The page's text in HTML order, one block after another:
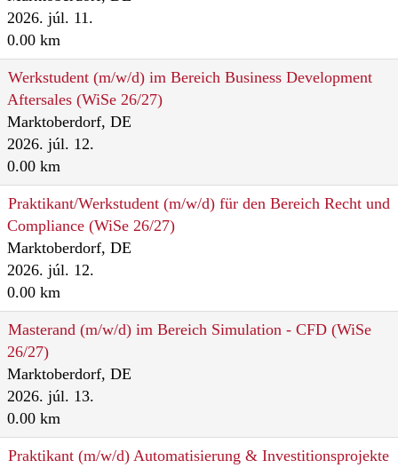
2026. júl. 11.
0.00 km
Werkstudent (m/w/d) im Bereich Business Development
Aftersales (WiSe 26/27)
Marktoberdorf, DE
2026. júl. 12.
0.00 km
Praktikant/Werkstudent (m/w/d) für den Bereich Recht und
Compliance (WiSe 26/27)
Marktoberdorf, DE
2026. júl. 12.
0.00 km
Masterand (m/w/d) im Bereich Simulation - CFD (WiSe
26/27)
Marktoberdorf, DE
2026. júl. 13.
0.00 km
Praktikant (m/w/d) Automatisierung & Investitionsprojekte